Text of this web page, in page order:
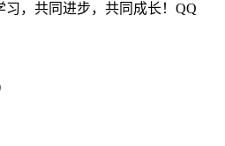
，共同进步，共同成长！QQ